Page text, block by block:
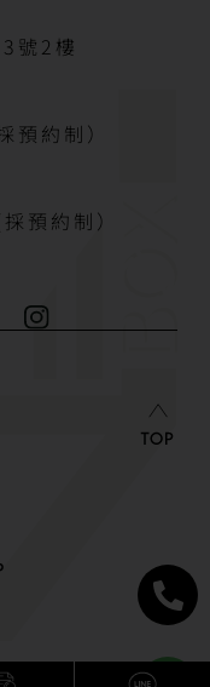
號2樓
約制）
預約制）